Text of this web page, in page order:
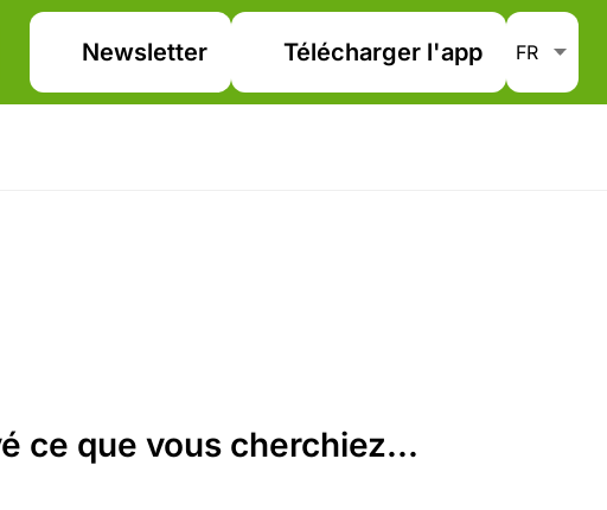
Newsletter Télécharger l'app
ce que vous cherchiez...